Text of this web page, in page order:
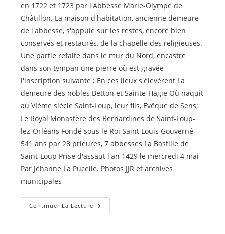
en 1722 et 1723 par l'Abbesse Marie-Olympe de
Châtillon. La maison d'habitation, ancienne demeure
de l'abbesse, s'appuie sur les restes, encore bien
conservés et restaurés, de la chapelle des religieuses.
Une partie refaite dans le mur du Nord, encastre
dans son tympan une pierre où est gravée
l'inscription suivante : En ces lieux s'élevèrent La
demeure des nobles Betton et Sainte-Hagie Où naquit
au VIème siècle Saint-Loup, leur fils, Evêque de Sens;
Le Royal Monastère des Bernardines de Saint-Loup-
lez-Orléans Fondé sous le Roi Saint Louis Gouverné
541 ans par 28 prieures, 7 abbesses La Bastille de
Saint-Loup Prise d'assaut l'an 1429 le mercredi 4 mai
Par Jehanne La Pucelle. Photos JJR et archives
municipales
Continuer La Lecture Le
Château